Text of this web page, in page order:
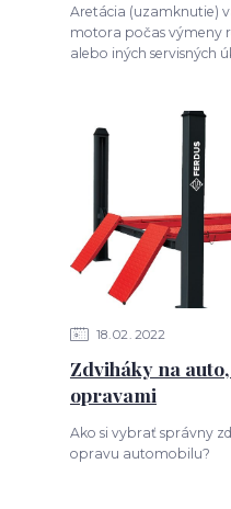
Aretácia (uzamknutie)
motora počas výmeny
alebo iných servisných
18 02 2022
Zdviháky na
opravami
Ako si vybrať správny
opravu automobilu?